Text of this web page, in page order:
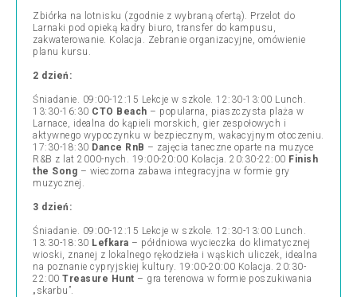
Zbiórka na lotnisku (zgodnie z wybraną ofertą). Przelot do
Larnaki pod opieką kadry biuro, transfer do kampusu,
zakwaterowanie. Kolacja. Zebranie organizacyjne, omówienie
planu kursu.
2 dzień:
Śniadanie. 09:00-12:15 Lekcje w szkole. 12:30-13:00 Lunch.
13:30-16:30 CTO Beach – popularna, piaszczysta plaża w
Larnace, idealna do kąpieli morskich, gier zespołowych i
aktywnego wypoczynku w bezpiecznym, wakacyjnym otoczeniu.
17:30-18:30 Dance RnB – zajęcia taneczne oparte na muzyce
R&B z lat 2000-nych . 19:00-20:00 Kolacja. 20:30-22:00 Finish
the Song – wieczorna zabawa integracyjna w formie gry
muzycznej.
3 dzień:
Śniadanie. 09:00-12:15 Lekcje w szkole. 12:30-13:00 Lunch.
13:30-18:30 Lefkara – półdniowa wycieczka do klimatycznej
wioski, znanej z lokalnego rękodzieła i wąskich uliczek, idealna
na poznanie cypryjskiej kultury. 19:00-20:00 Kolacja. 20:30-
22:00 Treasure Hunt – gra terenowa w formie poszukiwania
„skarbu”.